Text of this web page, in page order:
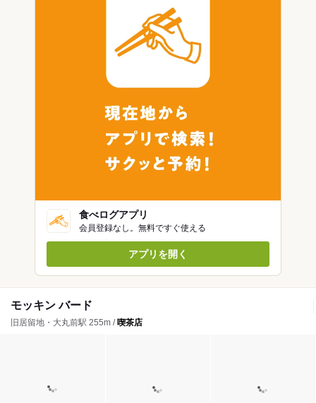
食べログアプリ
会員登録なし。無料ですぐ使える
アプリを開く
モッキン バード
旧居留地・大丸前駅 255m /喫茶店